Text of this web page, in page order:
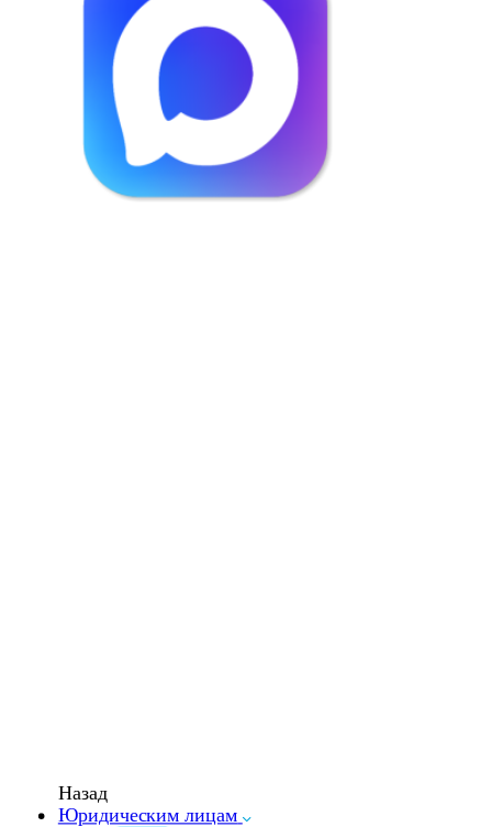
Назад
Юридическим лицам